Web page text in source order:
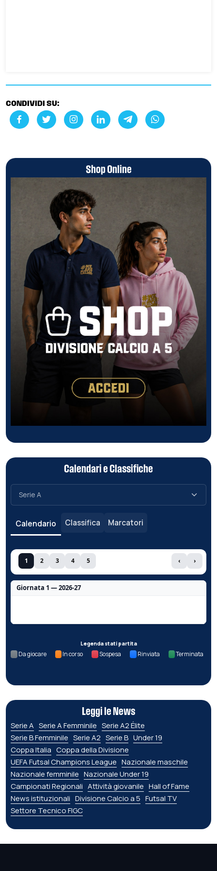
CONDIVIDI SU:
Shop Online
Calendari e Classifiche
Calendario Classifica Marcatori
1 2 3 4 5 ‹ ›
Giornata 1 — 2026-27
Legenda stati partita
Da giocare In corso Sospesa Rinviata Terminata
Leggi le News
Serie A Serie A Femminile Serie A2 Élite
Serie B Femminile Serie A2 Serie B Under 19
Coppa Italia Coppa della Divisione
UEFA Futsal Champions League Nazionale maschile
Nazionale femminile Nazionale Under 19
Campionati Regionali Attività giovanile Hall of Fame
News istituzionali Divisione Calcio a 5 Futsal TV
Settore Tecnico FIGC